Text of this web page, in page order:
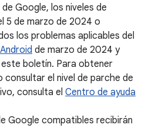
Google, los niveles de
5 de marzo de 2024 o
los problemas aplicables del
de marzo de 2024 y
boletín. Para obtener
el nivel de parche de
consulta el Centro de ayuda
Google compatibles recibirán